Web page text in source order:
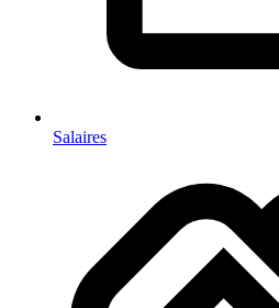
Salaires